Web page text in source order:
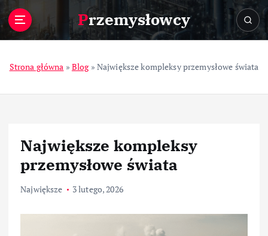
Przemysłowcy
Strona główna » Blog» Największe kompleksy przemysłowe świata
Największe kompleksy
przemysłowe świata
Największe 3 lutego, 2026